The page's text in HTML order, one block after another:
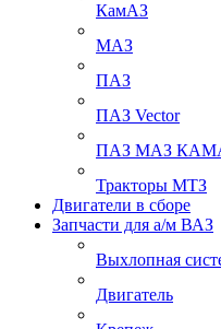
КамАЗ
МАЗ
ПАЗ
ПАЗ Vector
ПАЗ МАЗ
Тракторы МТЗ
Двигатели в сборе
Запчасти для а/м ВАЗ
Выхлопная
Двигатель